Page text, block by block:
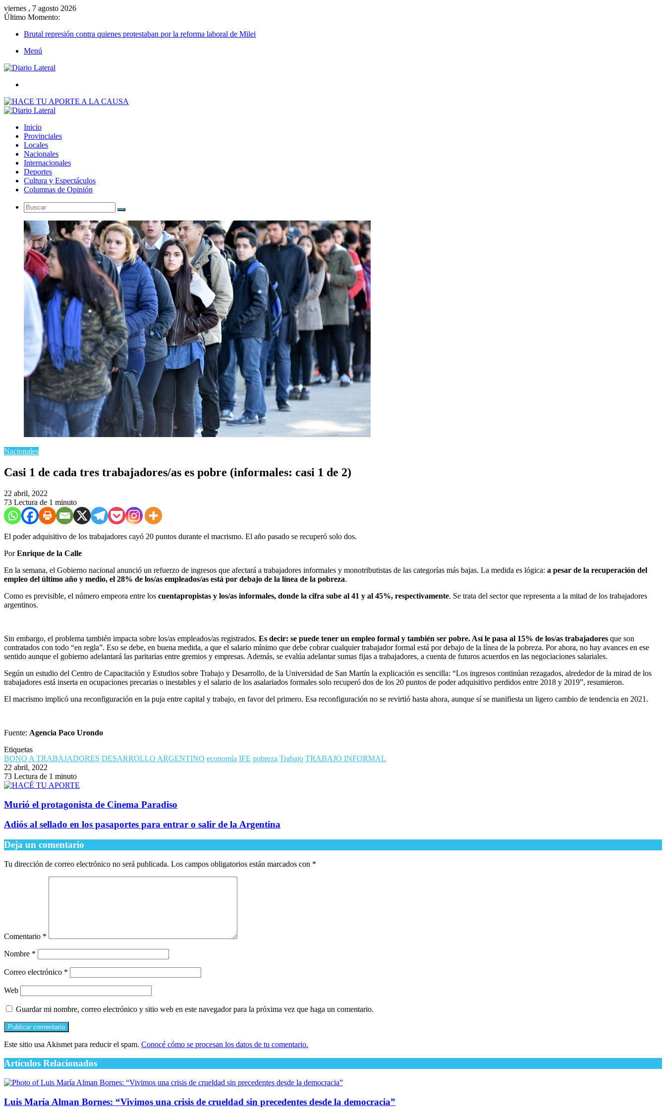
viernes , 7 agosto 2026
Último Momento:
Brutal represión contra quienes protestaban por la reforma laboral de Milei
Menú
Inicio
Provinciales
Locales
Nacionales
Internacionales
Deportes
Cultura y Espectáculos
Columnas de Opinión
Buscar
Nacionales
Casi 1 de cada tres trabajadores/as es pobre (informales: casi 1 de 2)
22 abril, 2022
73 Lectura de 1 minuto
El poder adquisitivo de los trabajadores cayó 20 puntos durante el macrismo. El año pasado se recuperó solo dos.
PorEnrique de la Calle
En la semana, el Gobierno nacional anunció un refuerzo de ingresos que afectará a trabajadores informales y monotributistas de las categorías más bajas. La medida es lógica: a pesar de la recuperación del
empleo del último año y medio, el 28% de los/as empleados/as está por debajo de la línea de la pobreza.
Como es previsible, el número empeora entre los cuentapropistas y los/as informales, donde la cifra sube al 41 y al 45%, respectivamente. Se trata del sector que representa a la mitad de los trabajadores
argentinos.
Sin embargo, el problema también impacta sobre los/as empleados/as registrados. Es decir: se puede tener un empleo formal y también ser pobre. Así le pasa al 15% de los/as trabajadores que son
contratados con todo “en regla”. Eso se debe, en buena medida, a que el salario mínimo que debe cobrar cualquier trabajador formal está por debajo de la línea de la pobreza. Por ahora, no hay avances en ese
sentido aunque el gobierno adelantará las paritarias entre gremios y empresas. Además, se evalúa adelantar sumas fijas a trabajadores, a cuenta de futuros acuerdos en las negociaciones salariales.
Según un estudio del Centro de Capacitación y Estudios sobre Trabajo y Desarrollo, de la Universidad de San Martín la explicación es sencilla: “Los ingresos continúan rezagados, alrededor de la mirad de los
trabajadores está inserta en ocupaciones precarias o inestables y el salario de los asalariados formales solo recuperó dos de los 20 puntos de poder adquisitivo perdidos entre 2018 y 2019”, resumieron.
El macrismo implicó una reconfiguración en la puja entre capital y trabajo, en favor del primero. Esa reconfiguración no se revirtió hasta ahora, aunque sí se manifiesta un ligero cambio de tendencia en 2021.
Fuente: Agencia Paco Urondo
Etiquetas
BONO A TRABAJADORES DESARROLLO ARGENTINO economía IFE pobreza Trabajo TRABAJO INFORMAL
22 abril, 2022
73 Lectura de 1 minuto
Murió el protagonista de Cinema Paradiso
Adiós al sellado en los pasaportes para entrar o salir de la Argentina
Deja un comentario
Tu dirección de correo electrónico no será publicada. Los campos obligatorios están marcados con *
Comentario *
Nombre *
Correo electrónico *
Web
Guardar mi nombre, correo electrónico y sitio web en este navegador para la próxima vez que haga un comentario.
Este sitio usa Akismet para reducir el spam. Conocé cómo se procesan los datos de tu comentario.
Artículos Relacionados
Luis María Alman Bornes: “Vivimos una crisis de crueldad sin precedentes desde la democracia”